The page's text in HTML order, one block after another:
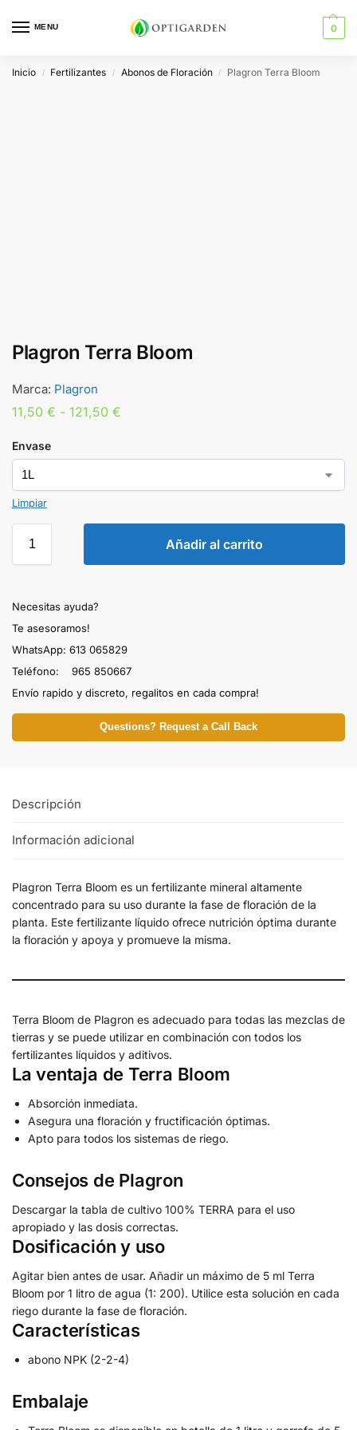
MENU 0
Inicio / Fertilizantes / Abonos de Floración / Plagron Terra Bloom
Plagron Terra Bloom
Marca: Plagron
11,50 € - 121,50 €
Envase
Limpiar
Añadir al carrito
Necesitas ayuda?
Te asesoramos!
WhatsApp: 613 065829
Teléfono: 965 850667
Envío rapido y discreto, regalitos en cada compra!
Questions? Request a Call Back
Descripción
Información adicional
Plagron Terra Bloom es un fertilizante mineral altamente
concentrado para su uso durante la fase de floración de la
planta. Este fertilizante líquido ofrece nutrición óptima durante
la floración y apoya y promueve la misma.
Terra Bloom de Plagron es adecuado para todas las mezclas de
tierras y se puede utilizar en combinación con todos los
fertilizantes líquidos y aditivos.
La ventaja de Terra Bloom
Absorción inmediata.
Asegura una floración y fructificación óptimas.
Apto para todos los sistemas de riego.
Consejos de Plagron
Descargar la tabla de cultivo 100% TERRA para el uso
apropiado y las dosis correctas.
Dosificación y uso
Agitar bien antes de usar. Añadir un máximo de 5 ml Terra
Bloom por 1 litro de agua (1: 200). Utilice esta solución en cada
riego durante la fase de floración.
Características
abono NPK (2-2-4)
Embalaje